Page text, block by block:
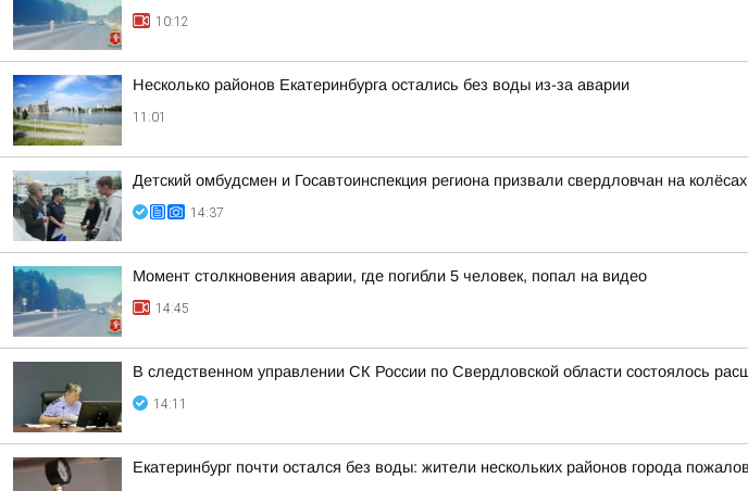
10:12
Несколько районов Екатеринбурга остались без воды из-за аварии
11:01
Детский омбудсмен и Госавтоинспекция региона призвали свердловчан на
14:37
Момент столкновения аварии, где погибли 5 человек, попал на видео
14:45
В следственном управлении СК России по Свердловской области состоялось
14:11
Екатеринбург почти остался без воды: жители нескольких районов города